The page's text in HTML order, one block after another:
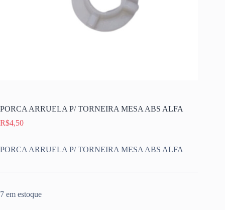
PORCA ARRUELA P/ TORNEIRA MESA ABS ALFA
R$4,50
PORCA ARRUELA P/ TORNEIRA MESA ABS ALFA
7 em estoque